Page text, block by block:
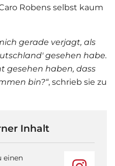
Robens selbst kaum
gerade verjagt, als
' gesehen habe.
gesehen haben, dass
bin?“, schrieb sie zu
Inhalt
einen